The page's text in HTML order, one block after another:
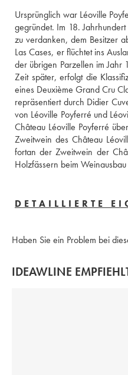
Ursprünglich war Léoville
gegründet. Im 18.
zu verdanken, dem Besitzer
Las Cases, er flüchtet ins
der übrigen Parzellen im Jahr
Zeit später, erfolgt die
eines Deuxième Grand Cru
repräsentiert durch Didier
von Léoville Poyferré und
Château Léoville Poyferré
Zweitwein des Château
fortan der Zweitwein der
Holzfässern beim
DETAILLIERTE
Haben Sie ein Problem bei
IDEAWLINE